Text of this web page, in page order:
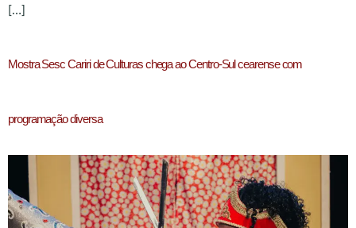
[…]
Mostra Sesc Cariri de Culturas chega ao Centro-Sul cearense com
programação diversa